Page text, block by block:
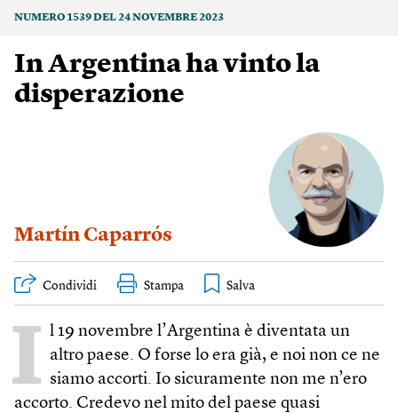
NUMERO 1539 DEL 24 NOVEMBRE 2023
In Argentina ha vinto la
disperazione
Martín Caparrós
Condividi Stampa
I l 19 novembre l’Argentina è diventata un
altro paese. O forse lo era già, e noi non ce ne
siamo accorti. Io sicuramente non me n’ero
accorto. Credevo nel mito del paese quasi